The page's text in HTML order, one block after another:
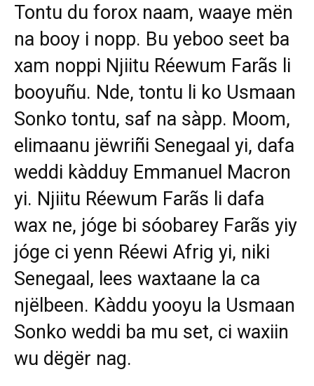
Tontu du forox naam, waaye mën
na booy i nopp. Bu yeboo seet ba
xam noppi Njiitu Réewum Farãs li
booyuñu. Nde, tontu li ko Usmaan
Sonko tontu, saf na sàpp. Moom,
elimaanu jëwriñi Senegaal yi, dafa
weddi kàdduy Emmanuel Macron
yi. Njiitu Réewum Farãs li dafa
wax ne, jóge bi sóobarey Farãs yiy
jóge ci yenn Réewi Afrig yi, niki
Senegaal, lees waxtaane la ca
njëlbeen. Kàddu yooyu la Usmaan
Sonko weddi ba mu set, ci waxiin
wu dëgër nag.